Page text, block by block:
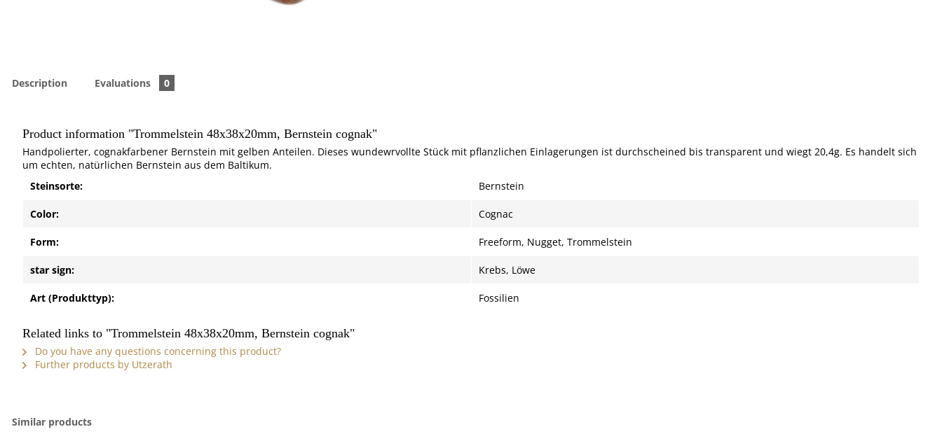
Description Evaluations 0
Product information "Trommelstein 48x38x20mm, Bernstein cognak"
Handpolierter, cognakfarbener Bernstein mit gelben Anteilen. Dieses wundewrvollte Stück mit pflanzlichen Einlagerungen ist durchscheined bis transparent und wiegt 20,4g. Es handelt sich
um echten, natürlichen Bernstein aus dem Baltikum.
Steinsorte:
Bernstein
Color: Cognac
Form: Freeform, Nugget, Trommelstein
star sign: Krebs, Löwe
Art (Produkttyp): Fossilien
Related links to "Trommelstein 48x38x20mm, Bernstein cognak"
Do you have any questions concerning this product?
Further products by Utzerath
Similar products